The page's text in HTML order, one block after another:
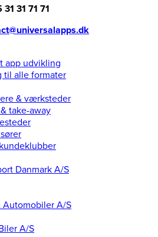
31 31 71 71
app udvikling
til alle formater
& værksteder
take-away
Danmark A/S
Automobiler A/S
A/S